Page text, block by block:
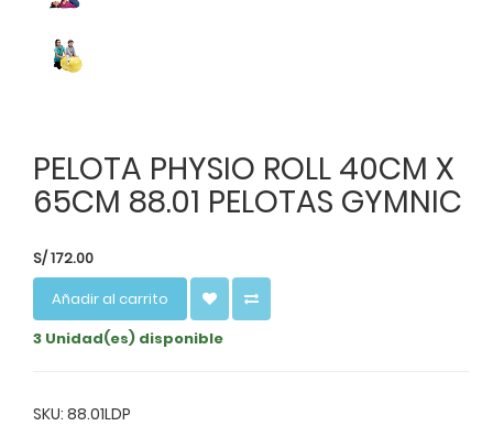
PELOTA PHYSIO ROLL 40CM X
65CM 88.01 PELOTAS GYMNIC
S/172.00
Añadir al carrito
3 Unidad(es) disponible
SKU: 88.01LDP